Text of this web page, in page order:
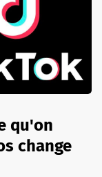
qu'on
change